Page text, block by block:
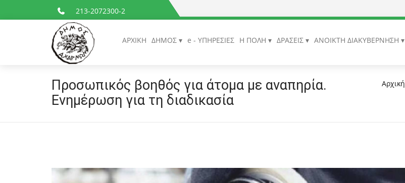
213-2072300-2
ΑΡΧΙΚΗ ΔΗΜΟΣ e - ΥΠΗΡΕΣΙΕΣ Η ΠΟΛΗ ΔΡΑΣΕΙΣ ΑΝΟΙΚΤΗ ΔΙΑΚΥΒΕΡΝΗΣΗ
Προσωπικός βοηθός για άτομα με αναπηρία.
Ενημέρωση για τη διαδικασία
Αρχική